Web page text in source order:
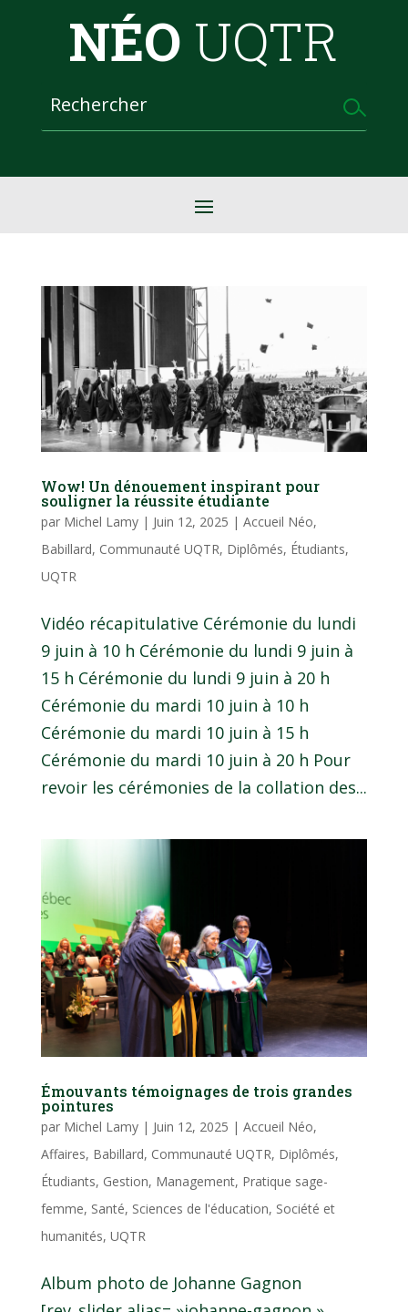
NÉO UQTR
Wow! Un dénouement inspirant pour
souligner la réussite étudiante
par Michel Lamy| Juin 12, 2025 | Accueil Néo,
Babillard, Communauté UQTR, Diplômés, Étudiants,
UQTR
Vidéo récapitulative Cérémonie du lundi
9 juin à 10 h Cérémonie du lundi 9 juin à
15 h Cérémonie du lundi 9 juin à 20 h
Cérémonie du mardi 10 juin à 10 h
Cérémonie du mardi 10 juin à 15 h
Cérémonie du mardi 10 juin à 20 h Pour
revoir les cérémonies de la collation des...
Émouvants témoignages de trois grandes
pointures
par Michel Lamy| Juin 12, 2025 | Accueil Néo,
Affaires, Babillard, Communauté UQTR, Diplômés,
Étudiants, Gestion, Management, Pratique sage-
femme, Santé, Sciences de l'éducation, Société et
humanités, UQTR
Album photo de Johanne Gagnon